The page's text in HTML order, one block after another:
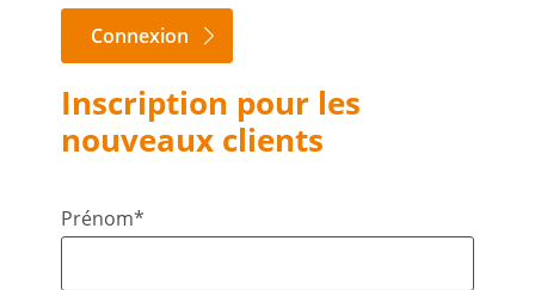
Connexion
Inscription pour les
nouveaux clients
Prénom*